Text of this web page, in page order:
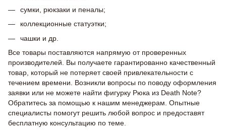
сумки, рюкзаки и пеналы;
коллекционные статуэтки;
чашки и др.
Все товары поставляются напрямую от проверенных
производителей. Вы получаете гарантированно качественный
товар, который не потеряет своей привлекательности с
течением времени. Возникли вопросы по поводу оформления
заявки или не можете найти фигурку Рюка из Death Note?
Обратитесь за помощью к нашим менеджерам. Опытные
специалисты помогут решить любой вопрос и предоставят
бесплатную консультацию по теме.